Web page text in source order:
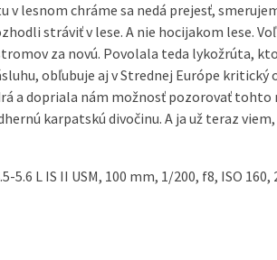
lesnom chráme sa nedá prejesť,
stráviť v lese. A nie hocijakom lese.
za novú. Povolala teda lykožrúta,
obľubuje aj v Strednej Európe kritický
a dopriala nám možnosť pozorovať tohto
karpatskú divočinu. A ja už teraz